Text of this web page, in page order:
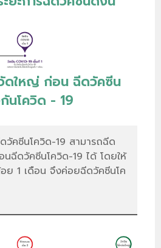
ดใหญ่ ก่อน ฉีดวัคซีน
นโควิด - 19
วัคซีนโควิด-19 สามารถฉีด
ฉีดวัคซีนโควิด-19 ได้ โดยให้
อย 1 เดือน จึงค่อยฉีดวัคซีนโค